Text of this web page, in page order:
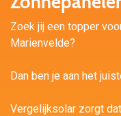
Zoek jij een topper
Marienvelde?
Dan ben je aan het
Vergelijksolar zorgt